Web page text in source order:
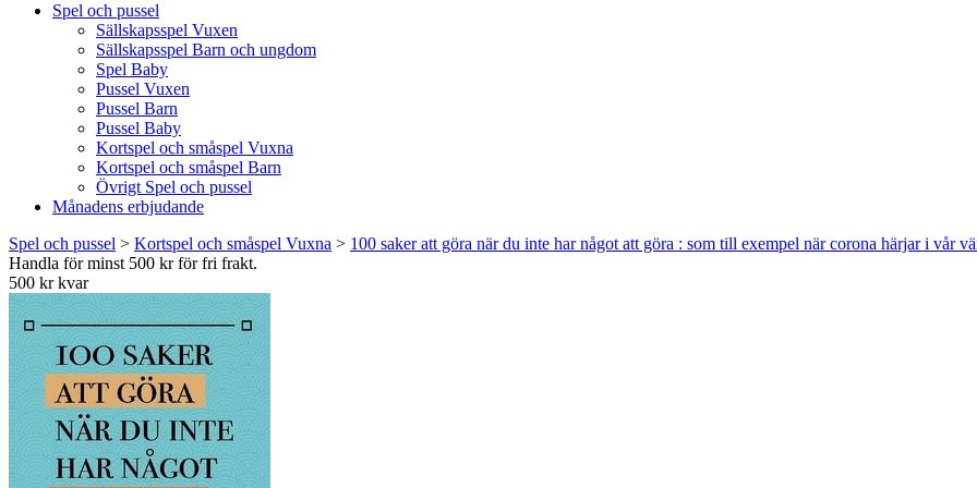
Spel och pussel
Sällskapsspel Vuxen
Sällskapsspel Barn och ungdom
Spel Baby
Pussel Vuxen
Pussel Barn
Pussel Baby
Kortspel och småspel Vuxna
Kortspel och småspel Barn
Övrigt Spel och pussel
Månadens erbjudande
Spel och pussel > Kortspel och småspel Vuxna > 100 saker att göra när du inte har något att göra : som till exempel när corona härjar i vår
Handla för minst 500 kr för fri frakt.
500 kr kvar